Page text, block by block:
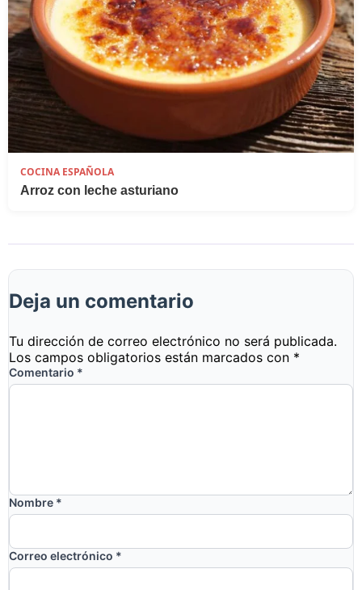
COCINA ESPAÑOLA
Arroz con leche asturiano
Deja un comentario
Tu dirección de correo electrónico no será publicada.
Los campos obligatorios están marcados con *
Comentario *
Nombre *
Correo electrónico *